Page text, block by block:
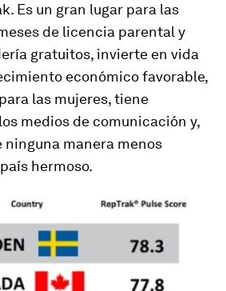
Es un gran lugar para las
de licencia parental y
gratuitos, invierte en vida
económico favorable,
las mujeres, tiene
medios de comunicación y,
ninguna manera menos
hermoso.